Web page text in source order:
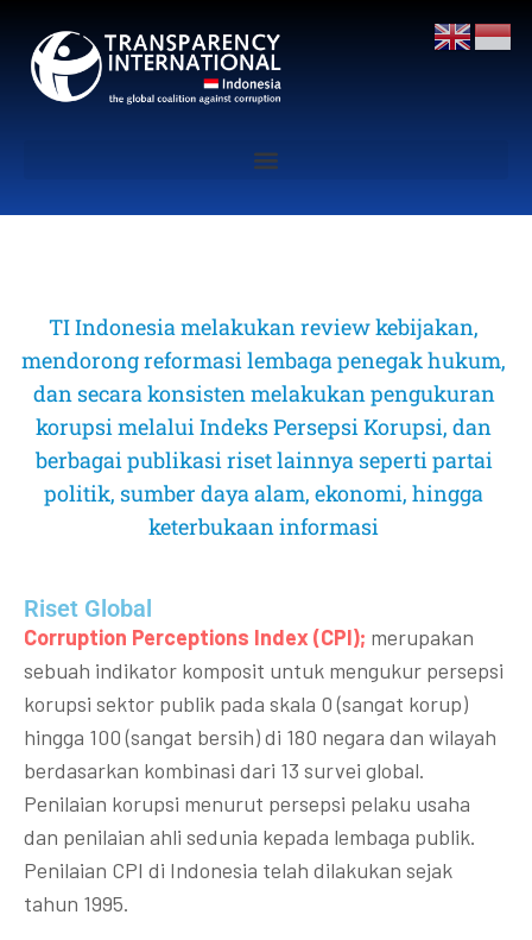
TI Indonesia melakukan review kebijakan,
mendorong reformasi lembaga penegak hukum,
dan secara konsisten melakukan pengukuran
korupsi melalui Indeks Persepsi Korupsi, dan
berbagai publikasi riset lainnya seperti partai
politik, sumber daya alam, ekonomi, hingga
keterbukaan informasi
Riset Global​
Corruption Perceptions Index (CPI); merupakan
sebuah indikator komposit untuk mengukur persepsi
korupsi sektor publik pada skala 0 (sangat korup)
hingga 100 (sangat bersih) di 180 negara dan wilayah
berdasarkan kombinasi dari 13 survei global.
Penilaian korupsi menurut persepsi pelaku usaha
dan penilaian ahli sedunia kepada lembaga publik.
Penilaian CPI di Indonesia telah dilakukan sejak
tahun 1995.